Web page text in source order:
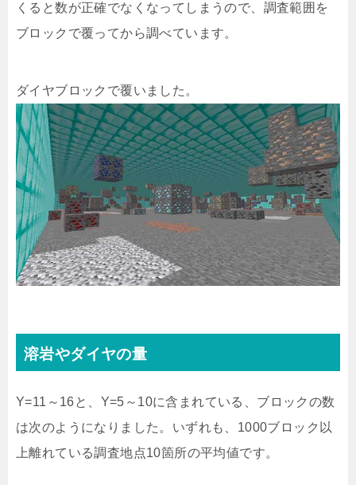
くると数が正確でなくなってしまうので、調査範囲を
ブロックで覆ってから調べています。
ダイヤブロックで覆いました。
溶岩やダイヤの量
Y=11～16と、Y=5～10に含まれている、ブロックの数
は次のようになりました。いずれも、1000ブロック以
上離れている調査地点10箇所の平均値です。